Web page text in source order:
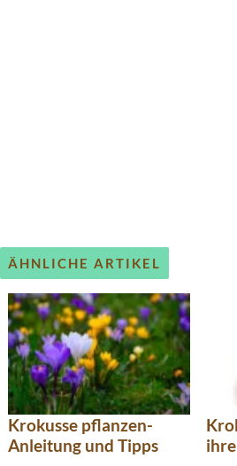
ÄHNLICHE ARTIKEL
Krokusse pflanzen-
Anleitung und Tipps